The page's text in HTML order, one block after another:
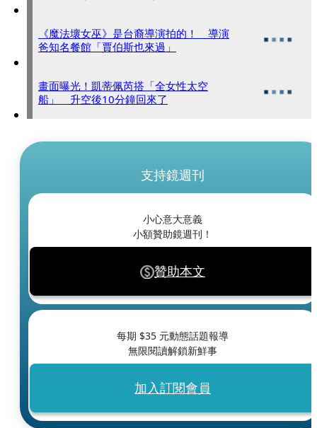
《魔法壞女巫》是台裔導演拍的！ 導演
爸知名餐館「賈伯斯也來過」
畫面曝光！凱蒂佩芮搭「全女性太空
船」 升空後10分鐘回來了
支持鏡週刊
小心意大意義
小額贊助鏡週刊！
贊助本文
每期 $35 元動態話題報導
無限閱讀解鎖新鮮事
加入訂閱會員